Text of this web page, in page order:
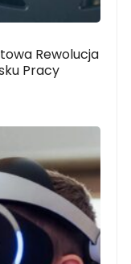
Rewolucja
Pracy